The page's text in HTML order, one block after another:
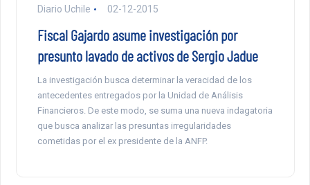
Diario Uchile 02-12-2015
Fiscal Gajardo asume investigación por
presunto lavado de activos de Sergio Jadue
La investigación busca determinar la veracidad de los
antecedentes entregados por la Unidad de Análisis
Financieros. De este modo, se suma una nueva indagatoria
que busca analizar las presuntas irregularidades
cometidas por el ex presidente de la ANFP.